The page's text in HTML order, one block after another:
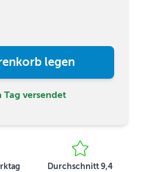
legen
Tag versendet
Durchschnitt 9,4